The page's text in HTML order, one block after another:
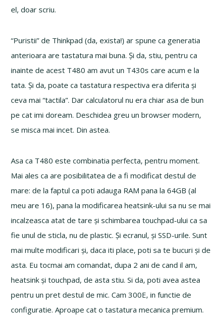
el, doar scriu.
“Puristii” de Thinkpad (da, exista!) ar spune ca generatia
anterioara are tastatura mai buna. Și da, stiu, pentru ca
inainte de acest T480 am avut un T430s care acum e la
tata. Și da, poate ca tastatura respectiva era diferita și
ceva mai “tactila”. Dar calculatorul nu era chiar asa de bun
pe cat imi doream. Deschidea greu un browser modern,
se misca mai incet. Din astea.
Asa ca T480 este combinatia perfecta, pentru moment.
Mai ales ca are posibilitatea de a fi modificat destul de
mare: de la faptul ca poti adauga RAM pana la 64GB (al
meu are 16), pana la modificarea heatsink-ului sa nu se mai
incalzeasca atat de tare și schimbarea touchpad-ului ca sa
fie unul de sticla, nu de plastic. Și ecranul, și SSD-urile. Sunt
mai multe modificari și, daca iti place, poti sa te bucuri și de
asta. Eu tocmai am comandat, dupa 2 ani de cand il am,
heatsink și touchpad, de asta stiu. Si da, poti avea astea
pentru un pret destul de mic. Cam 300E, in functie de
configuratie. Aproape cat o tastatura mecanica premium.